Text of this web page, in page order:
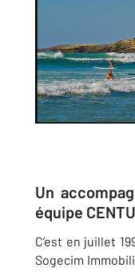
Un
équipe
C’est en juillet
Sogecim